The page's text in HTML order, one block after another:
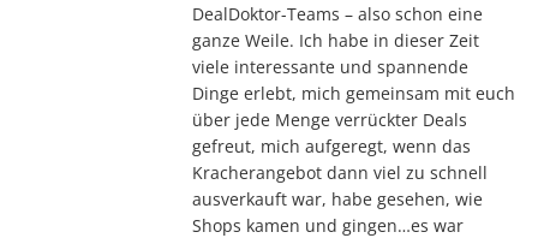
DealDoktor-Teams – also schon eine
ganze Weile. Ich habe in dieser Zeit
viele interessante und spannende
Dinge erlebt, mich gemeinsam mit euch
über jede Menge verrückter Deals
gefreut, mich aufgeregt, wenn das
Kracherangebot dann viel zu schnell
ausverkauft war, habe gesehen, wie
Shops kamen und gingen…es war